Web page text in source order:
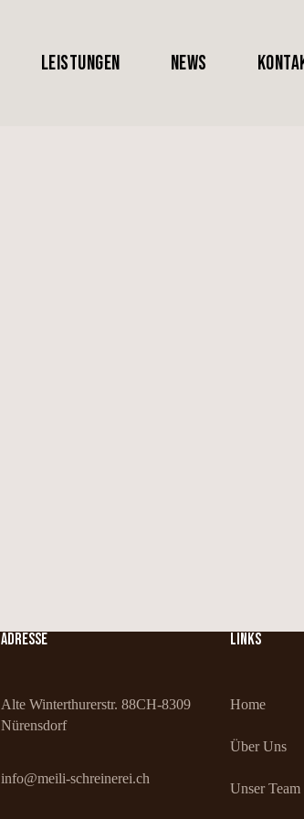
LEISTUNGEN NEWS
ADRESSE
Alte Winterthurerstr. 88CH-8309
Nürensdorf
info@meili-schreinerei.ch
LINKS
Home
Über Uns
Unser Team